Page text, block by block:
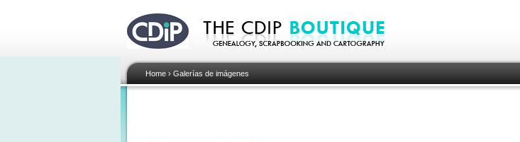
Home› Galerías de imágenes